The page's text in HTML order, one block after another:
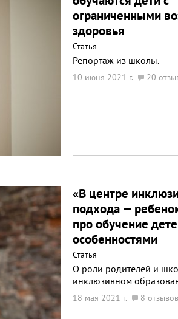
ограниченными
здоровья
Статья
Репортаж из школы.
10 июня 2021 г. 20
«В центре
подхода —
про обучение
особенностями
Статья
О роли родителей и
инклюзивном
18 мая 2021 г. 8 отзывов